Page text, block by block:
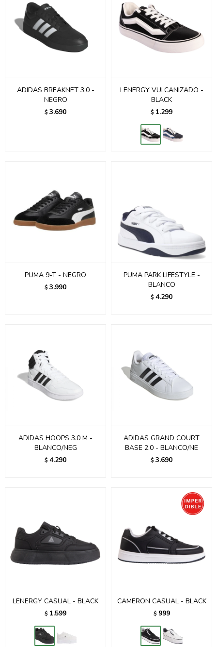
ADIDAS BREAKNET 3.0 -
NEGRO
$ 3.690
LENERGY VULCANIZADO -
BLACK
$ 1.299
PUMA 9-T - NEGRO
$ 3.990
PUMA PARK LIFESTYLE -
BLANCO
$ 4.290
ADIDAS HOOPS 3.0 M -
BLANCO/NEG
$ 4.290
ADIDAS GRAND COURT
BASE 2.0 - BLANCO/NE
$ 3.690
LENERGY CASUAL - BLACK
$ 1.599
CAMERON CASUAL - BLACK
$ 999